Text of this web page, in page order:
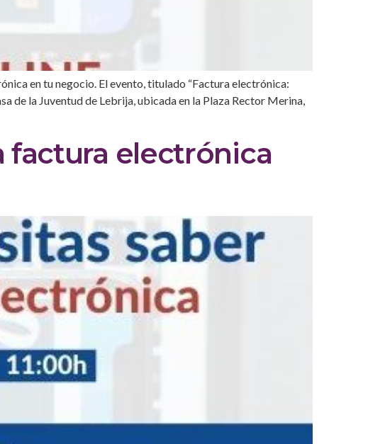
en tu negocio. El evento, titulado “Factura electrónica:
de la Juventud de Lebrija, ubicada en la Plaza Rector Merina,
factura electrónica